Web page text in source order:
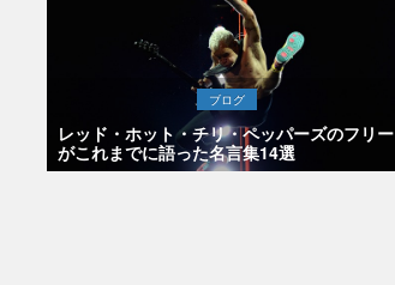
ブログ
レッド・ホット・チリ・ペッパーズのフリー
がこれまでに語った名言集14選